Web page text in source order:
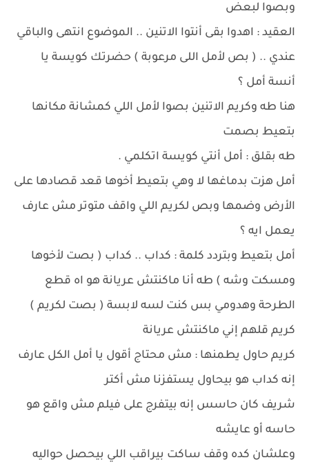
وبصوا لبعض
العقيد : اهدوا بقى أنتوا الاتنين .. الموضوع انتهى والباقي
عندي .. ( بص لأمل اللى مرعوبة ) حضرتك كويسة يا
أنسة أمل ؟
هنا طه وكريم الاتنين بصوا لأمل اللي كمشانة مكانها
بتعيط بصمت
طه بقلق : أمل أنتي كويسة اتكلمي .
أمل هزت بدماغها لا وهي بتعيط أخوها قعد قصادها على
الأرض وضمها وبص لكريم اللي واقف متوتر مش عارف
يعمل ايه ؟
أمل بتعيط وبتردد كلمة : كداب .. كداب ( بصت لأخوها
ومسكت وشه ) طه أنا ماكنتش عريانة هو اه قطع
الطرحة وهدومي بس كنت لسه لابسة ( بصت لكريم )
كريم قلهم إني ماكنتش عريانة
كريم حاول يطمنها : مش محتاج أقول يا أمل الكل عارف
إنه كداب هو بيحاول يستفزنا مش أكتر
شريف كان حاسس إنه بيتفرج على فيلم مش واقع هو
حاسه أو عايشه
وعلشان كده وقف ساكت بيراقب اللي بيحصل حواليه